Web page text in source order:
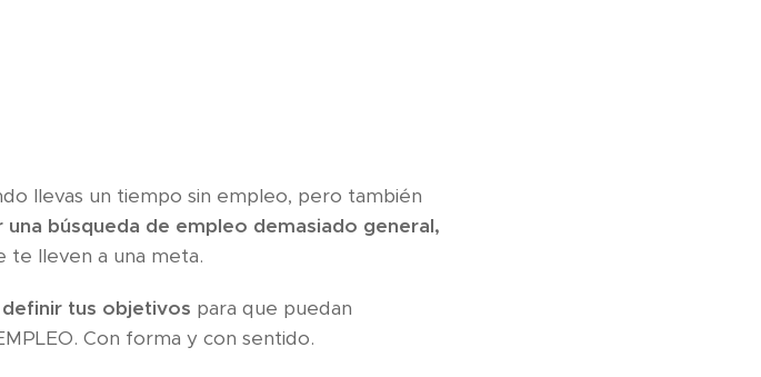
llevas un tiempo sin empleo, pero también
búsqueda de empleo demasiado general,
te lleven a una meta.
tus objetivos para que puedan
Con forma y con sentido.